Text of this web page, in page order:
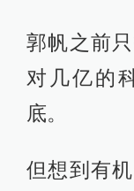
郭帆之前
对几亿的
底。
但想到有